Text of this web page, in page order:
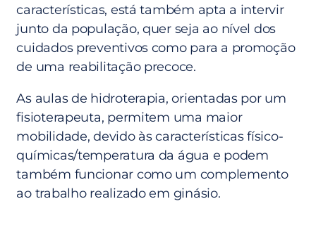
características, está também apta a intervir
junto da população, quer seja ao nível dos
cuidados preventivos como para a promoção
de uma reabilitação precoce.
As aulas de hidroterapia, orientadas por um
fisioterapeuta, permitem uma maior
mobilidade, devido às características físico-
químicas/temperatura da água e podem
também funcionar como um complemento
ao trabalho realizado em ginásio.